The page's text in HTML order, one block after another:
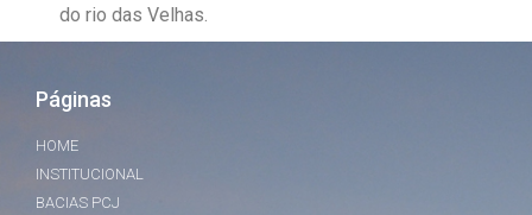
do rio das Velhas.
Páginas
HOME
INSTITUCIONAL
BACIAS PCJ